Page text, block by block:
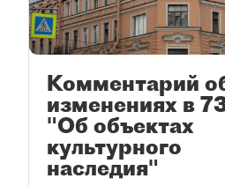
Комментарий
изменениях в
"Об объектах
культурного
наследия"